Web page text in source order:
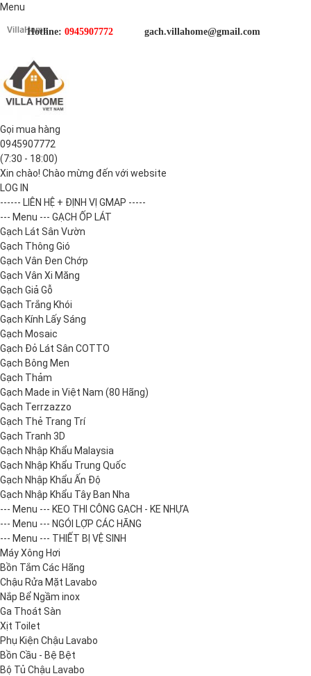
Menu
Hotline: 0945907772 gach.villahome@gmail.com
Gọi mua hàng
0945907772
(7:30 - 18:00)
Xin chào! Chào mừng đến với website
LOG IN
------ LIÊN HỆ + ĐỊNH VỊ GMAP -----
--- Menu --- GẠCH ỐP LÁT
Gạch Lát Sân Vườn
Gạch Thông Gió
Gạch Vân Đen Chớp
Gạch Vân Xi Măng
Gạch Giả Gỗ
Gạch Trắng Khói
Gạch Kính Lấy Sáng
Gạch Mosaic
Gạch Đỏ Lát Sân COTTO
Gạch Bông Men
Gạch Thảm
Gạch Made in Việt Nam (80 Hãng)
Gạch Terrzazzo
Gạch Thẻ Trang Trí
Gạch Tranh 3D
Gạch Nhập Khẩu Malaysia
Gạch Nhập Khẩu Trung Quốc
Gạch Nhập Khẩu Ấn Độ
Gạch Nhập Khẩu Tây Ban Nha
--- Menu --- KEO THI CÔNG GẠCH - KE NHỰA
--- Menu --- NGÓI LỢP CÁC HÃNG
--- Menu --- THIẾT BỊ VỆ SINH
Máy Xông Hơi
Bồn Tắm Các Hãng
Chậu Rửa Mặt Lavabo
Nắp Bể Ngầm inox
Ga Thoát Sàn
Xịt Toilet
Phụ Kiện Chậu Lavabo
Bồn Cầu - Bệ Bệt
Bộ Tủ Chậu Lavabo